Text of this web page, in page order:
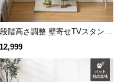
をもっと見る
階高さ調整 壁寄せTVスタンド
スター付き 上下左右角度調節